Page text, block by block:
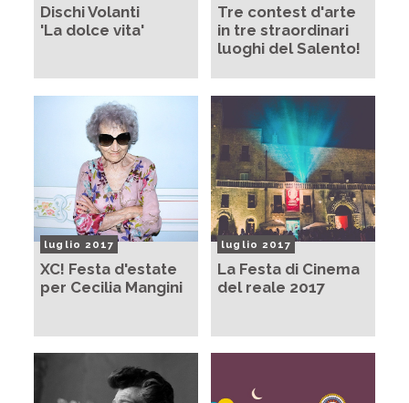
Dischi Volanti
'La dolce vita'
Tre contest d'arte
in tre straordinari
luoghi del Salento!
luglio 2017
XC! Festa d'estate
per Cecilia Mangini
luglio 2017
La Festa di Cinema
del reale 2017